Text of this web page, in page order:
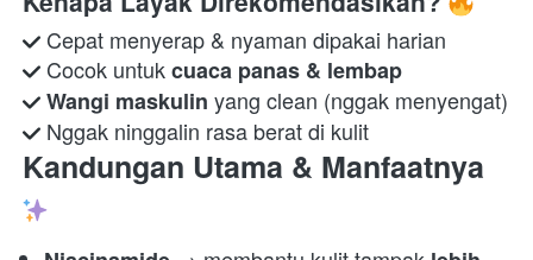
Cocok untuk cuaca panas & lembap
Wangi maskulin
Nggak ninggalin rasa berat di kulit